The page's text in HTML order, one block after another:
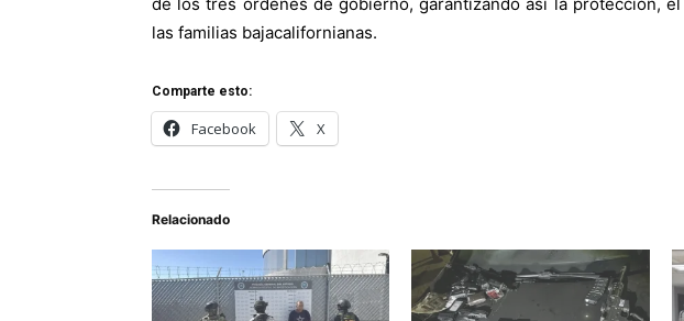
las familias bajacalifornianas.
Comparte esto:
Facebook X
Relacionado